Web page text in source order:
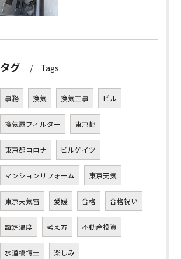
タグ Tags
事務 換気 換気工事 ビル
換気扇フィルター 東京都
東京都コロナ ビルゲイツ
マンションリフォーム 東京天気
東京天気雪 愛媛 合格 合格祝い
設定温度 考え方 不動産投資
水道橋博士 楽しみ